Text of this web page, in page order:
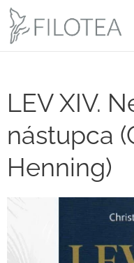
LEV XIV.
nástupca
Henning)